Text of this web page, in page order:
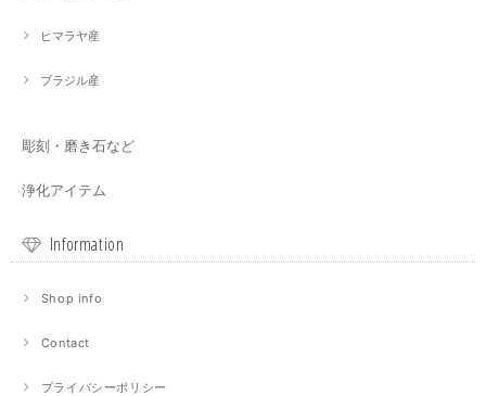
ヒマラヤ産
ブラジル産
彫刻・磨き石など
浄化アイテム
Information
Shop info
Contact
プライバシーポリシー